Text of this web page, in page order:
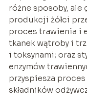
różne sposoby, ale
produkcji żółci
proces trawienia i
tkanek wątroby i
i toksynami; oraz
enzymów
przyspiesza
składników